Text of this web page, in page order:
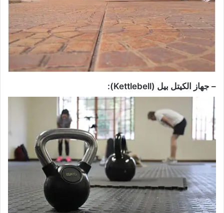
– جهاز الكيتل بيل (Kettlebell):